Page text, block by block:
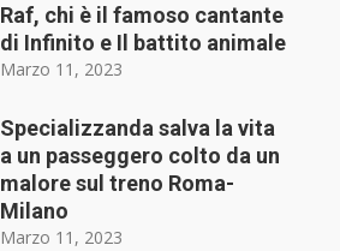
Raf, chi è il famoso cantante
di Infinito e Il battito animale
Marzo 11, 2023
Specializzanda salva la vita
a un passeggero colto da un
malore sul treno Roma-
Milano
Marzo 11, 2023